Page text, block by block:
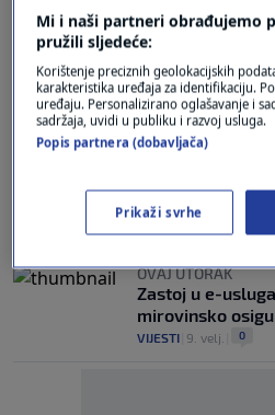
JAZ JE SVE DUBLJI
Donosimo
Političke su na
VIJESTI | 13. velj. | 20
isplata naknade,
OVAJ UTORAK
Zastoj u e-
mirovinsko
VIJESTI 9. velj. 0
Mi i naši partneri obrađujemo
pružili sljedeće:
Korištenje preciznih geolokacijskih
karakteristika uređaja za identifikaciju.
uređaju. Personalizirano oglašavanje i
sadržaja, uvidi u publiku i razvoj usluga.
Popis partnera (dobavljača)
Prikaži svrhe